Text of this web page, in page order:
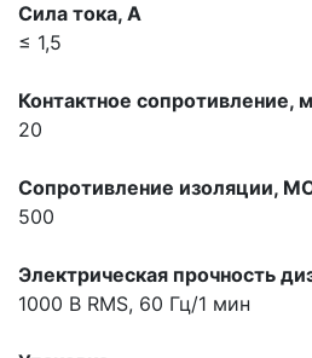
Сила тока, A
≤ 1,5
Контактное сопротивление,
20
Сопротивление изоляции,
500
Электрическая прочность
1000 В RMS, 60 Гц/1 мин